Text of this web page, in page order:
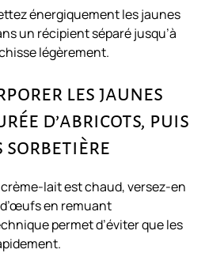
énergiquement les jaunes
un récipient séparé jusqu’à
légèrement.
les jaunes
d’abricots, puis
lait est chaud, versez-en
en remuant
permet d’éviter que les